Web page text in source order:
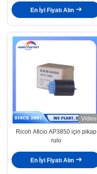
SCX5935 SCX5639 SCX5739
SCX4835 CLX6210 CLX6220
Roller Ayrılama Yastığı
En İyi Fiyatı Alın
Video
Ricoh Aficio AP3850 için pikap
rulo
En İyi Fiyatı Alın